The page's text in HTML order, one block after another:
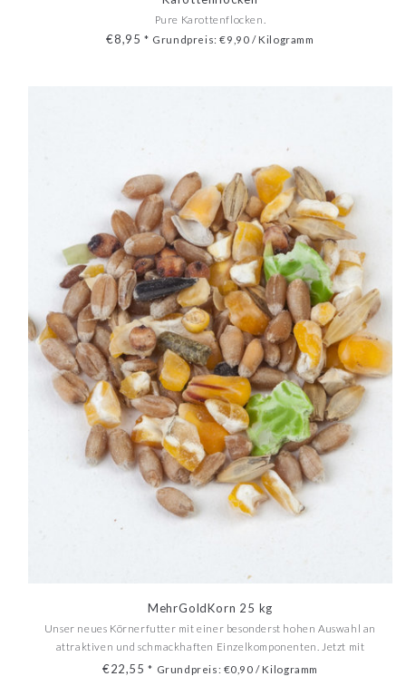
Pure Karottenflocken.
€8,95 * Grundpreis: €9,90 / Kilogramm
MehrGoldKorn 25 kg
Unser neues Körnerfutter mit einer besonderst hohen Auswahl an
attraktiven und schmackhaften Einzelkomponenten. Jetzt mit
Haferflocken, Erbsenflocken, Sojabohnen (GVO frei), Milo und vielen
€22,55* Grundpreis: €0,90 / Kilogramm